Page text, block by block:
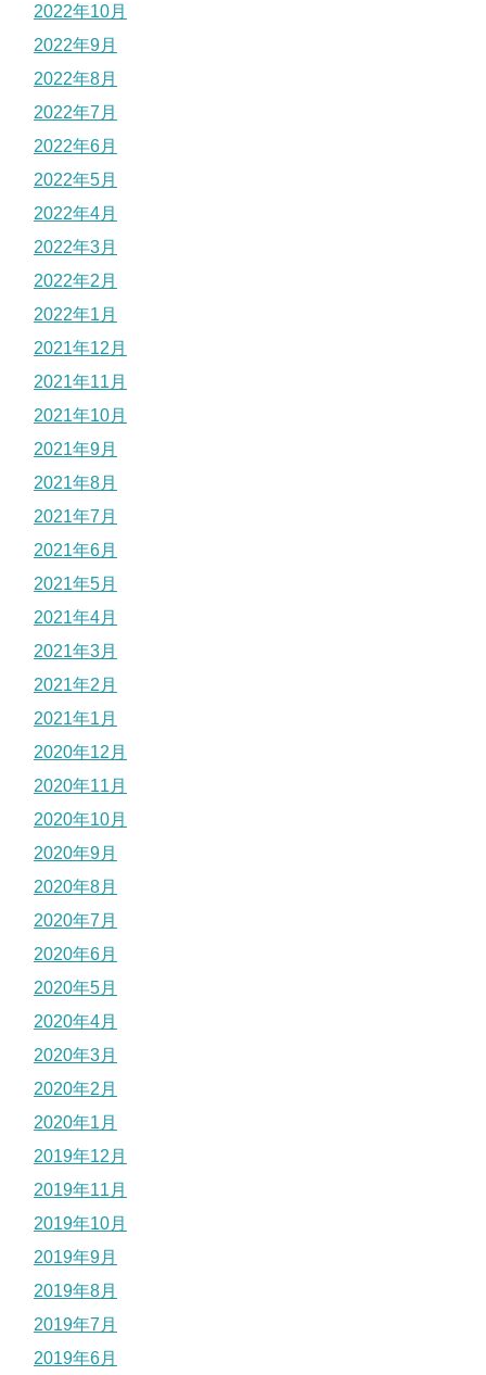
2022年10月
2022年9月
2022年8月
2022年7月
2022年6月
2022年5月
2022年4月
2022年3月
2022年2月
2022年1月
2021年12月
2021年11月
2021年10月
2021年9月
2021年8月
2021年7月
2021年6月
2021年5月
2021年4月
2021年3月
2021年2月
2021年1月
2020年12月
2020年11月
2020年10月
2020年9月
2020年8月
2020年7月
2020年6月
2020年5月
2020年4月
2020年3月
2020年2月
2020年1月
2019年12月
2019年11月
2019年10月
2019年9月
2019年8月
2019年7月
2019年6月